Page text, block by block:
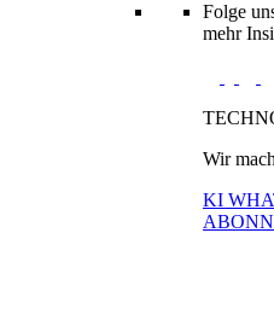
Folge
mehr
Wir
KI